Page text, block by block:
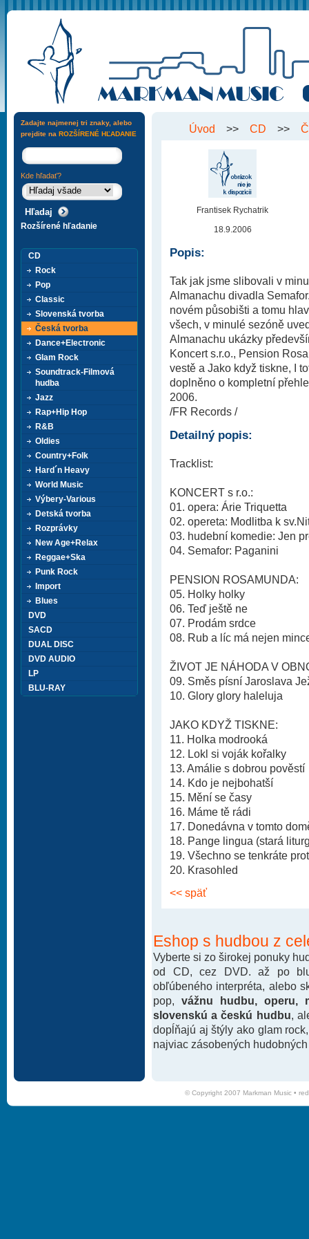
Úvod >> CD >>
Frantisek Rychatrik
18.9.2006
Popis:
Tak jak jsme slibovali v
Almanachu divadla
novém působišti a tomu
všech, v minulé sezóně
Almanachu ukázky
Koncert s.r.o., Pension
vestě a Jako když tiskne, I
doplněno o kompletní
2006.
/FR Records /
Detailný popis:
Tracklist:
KONCERT s r.o.:
01. opera: Árie Triquetta
02. opereta: Modlitba k
03. hudební komedie: Jen
04. Semafor: Paganini
PENSION ROSAMUNDA:
05. Holky holky
06. Teď ještě ne
07. Prodám srdce
08. Rub a líc má nejen
ŽIVOT JE NÁHODA V
09. Směs písní Jaroslava
10. Glory glory haleluja
JAKO KDYŽ TISKNE:
11. Holka modrooká
12. Lokl si voják kořalky
13. Amálie s dobrou pověstí
14. Kdo je nejbohatší
15. Mění se časy
16. Máme tě rádi
17. Donedávna v tomto
18. Pange lingua (stará
19. Všechno se tenkráte
20. Krasohled
<< späť
Eshop s hudbou z
Vyberte si zo širokej ponuky
od CD, cez DVD. až po
obľúbeného interpréta, alebo
pop, vážnu hudbu, operu,
slovenskú a českú hudbu ,
dopĺňajú aj štýly ako glam
najviac zásobených
Zadajte najmenej tri znaky, alebo
prejdite na ROZŠÍRENÉ HĽADANIE
Kde hľadať?
Rozšírené hľadanie
CD
Rock
Pop
Classic
Slovenská tvorba
Česká tvorba
Dance+Electronic
Glam Rock
Soundtrack-Filmová
hudba
Jazz
Rap+Hip Hop
R&B
Oldies
Country+Folk
Hard´n Heavy
World Music
Výbery-Various
Detská tvorba
Rozprávky
New Age+Relax
Reggae+Ska
Punk Rock
Import
Blues
DVD
SACD
DUAL DISC
DVD AUDIO
LP
BLU-RAY
© Copyright 2007 Markman Music •